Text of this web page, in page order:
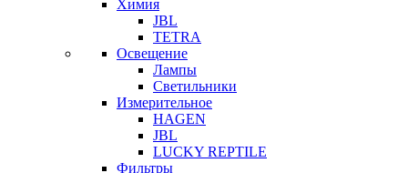
Химия
JBL
TETRA
Освещение
Лампы
Светильники
Измерительное
HAGEN
JBL
LUCKY REPTILE
Фильтры